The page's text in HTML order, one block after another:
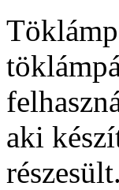
aki
részesült.